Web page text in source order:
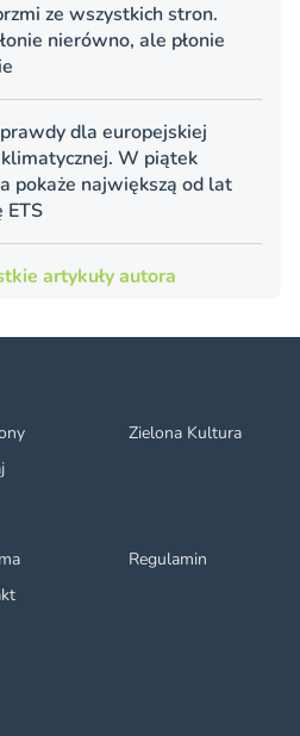
ze wszystkich stron.
nierówno, ale płonie
dla europejskiej
W piątek
pokaże największą od lat
ETS
artykuły autora
Zielona Kultura
Regulamin